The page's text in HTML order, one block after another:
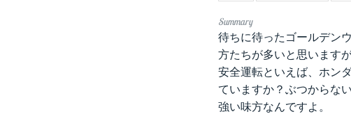
待ちに待ったゴールデン
方たちが多いと思います
安全運転といえば、ホン
ていますか？ぶつからな
強い味方なんですよ。